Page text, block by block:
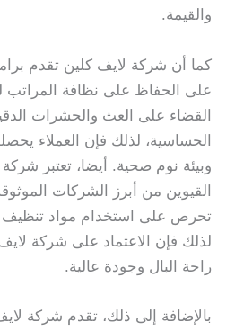
والقيمة.
كما أن شركة لايف كلين تقدم
على الحفاظ على نظافة المراتب
القضاء على العث والحشرات
الحساسية، لذلك فإن العملاء
وبيئة نوم صحية. أيضا، تعتبر
القيوين من أبرز الشركات
تحرص على استخدام مواد تنظيف
لذلك فإن الاعتماد على شركة لايف
راحة البال وجودة عالية.
بالإضافة إلى ذلك، تقدم شركة